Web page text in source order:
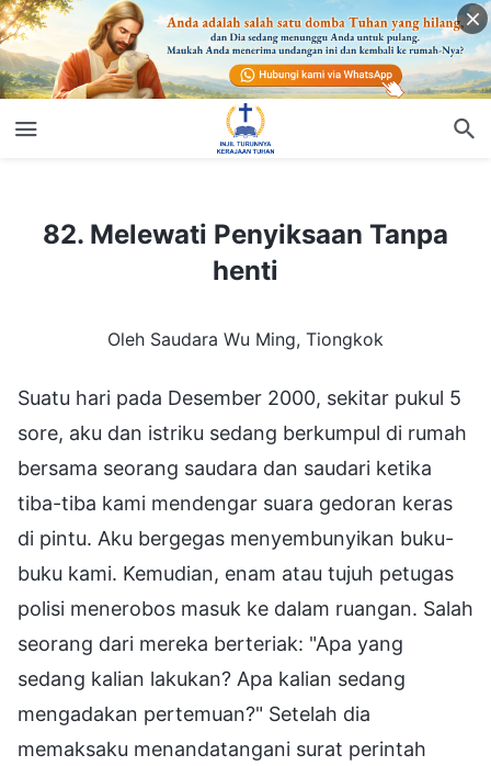
82. Melewati Penyiksaan Tanpa henti
82. Melewati Penyiksaan Tanpa
henti
Oleh Saudara Wu Ming, Tiongkok
Suatu hari pada Desember 2000, sekitar pukul 5
sore, aku dan istriku sedang berkumpul di rumah
bersama seorang saudara dan saudari ketika
tiba-tiba kami mendengar suara gedoran keras
di pintu. Aku bergegas menyembunyikan buku-
buku kami. Kemudian, enam atau tujuh petugas
polisi menerobos masuk ke dalam ruangan. Salah
seorang dari mereka berteriak: "Apa yang
sedang kalian lakukan? Apa kalian sedang
mengadakan pertemuan?" Setelah dia
memaksaku menandatangani surat perintah